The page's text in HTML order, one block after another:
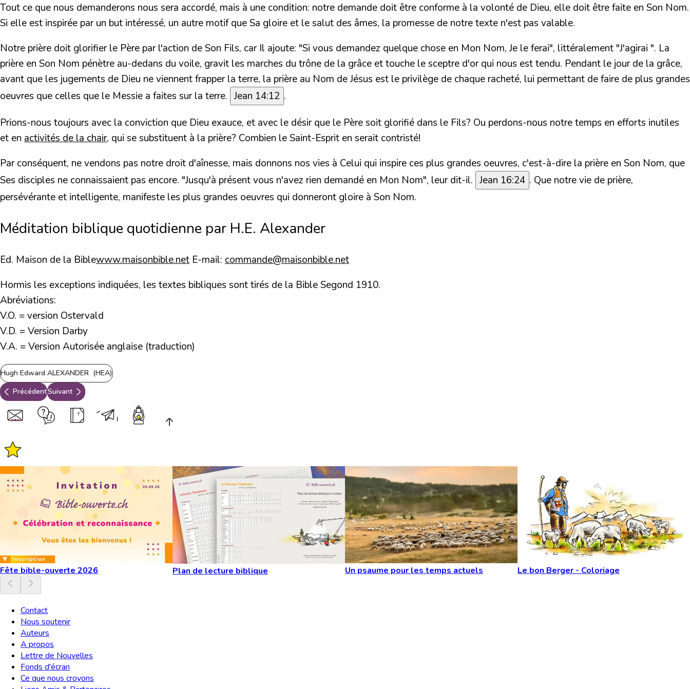
Tout ce que nous demanderons nous sera accordé, mais à une condition: notre demande doit être conforme à la volonté de Dieu, elle doit être faite en Son Nom.
Si elle est inspirée par un but intéressé, un autre motif que Sa gloire et le salut des âmes, la promesse de notre texte n'est pas valable.
Notre prière doit glorifier le Père par l'action de Son Fils, car Il ajoute: "Si vous demandez quelque chose en Mon Nom, Je le ferai", littéralement "J'agirai ". La
prière en Son Nom pénètre au-dedans du voile, gravit les marches du trône de la grâce et touche le sceptre d'or qui nous est tendu. Pendant le jour de la grâce,
avant que les jugements de Dieu ne viennent frapper la terre, la prière au Nom de Jésus est le privilège de chaque racheté, lui permettant de faire de plus grandes
oeuvres que celles que le Messie a faites sur la terre. Jean 14:12 .
Prions-nous toujours avec la conviction que Dieu exauce, et avec le désir que le Père soit glorifié dans le Fils? Ou perdons-nous notre temps en efforts inutiles
et en activités de la chair, qui se substituent à la prière? Combien le Saint-Esprit en serait contristé!
Par conséquent, ne vendons pas notre droit d'aînesse, mais donnons nos vies à Celui qui inspire ces plus grandes oeuvres, c'est-à-dire la prière en Son Nom, que
Ses disciples ne connaissaient pas encore. "Jusqu'à présent vous n'avez rien demandé en Mon Nom", leur dit-il. Jean 16:24 . Que notre vie de prière,
persévérante et intelligente, manifeste les plus grandes oeuvres qui donneront gloire à Son Nom.
Méditation biblique quotidienne par H.E. Alexander
Ed. Maison de la Biblewww.maisonbible.net E-mail: commande@maisonbible.net
Hormis les exceptions indiquées, les textes bibliques sont tirés de la Bible Segond 1910.
Abréviations:
V.O. = version Ostervald
V.D. = Version Darby
V.A. = Version Autorisée anglaise (traduction)
Hugh Edward ALEXANDER (HEA)
PrécédentSuivant
Fête bible-ouverte 2026 Plan de lecture biblique Un psaume pour les temps actuels Le bon Berger - Coloriage
Contact
Nous soutenir
Auteurs
A propos
Lettre de Nouvelles
Fonds d'écran
Ce que nous croyons